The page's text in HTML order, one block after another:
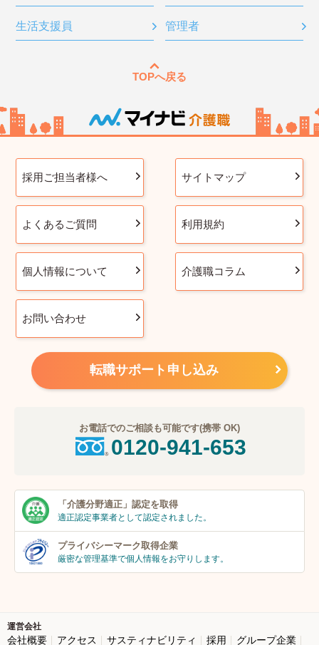
生活支援員 管理者
TOPへ戻る
採用ご担当者様へ サイトマップ
よくあるご質問 利用規約
個人情報について 介護職コラム
お問い合わせ
転職サポート申し込み
お電話でのご相談も可能です(携帯 OK)
0120-941-653
「介護分野適正」 認定を取得
適正認定事業者として認定されました。
プライバシーマーク取得企業
厳密な管理基準で個人情報をお守りします。
運営会社
会社概要 アクセス サスティナビリティ 採用 グループ企業